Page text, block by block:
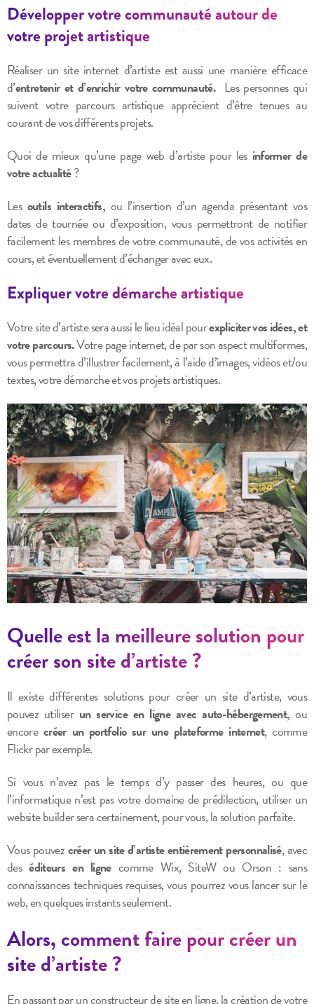
Développer votre communauté autour de
votre projet artistique
Réaliser un site internet d’artiste est aussi une manière efficace
d’entretenir et d’enrichir votre communauté. Les personnes qui
suivent votre parcours artistique apprécient d’être tenues au
courant de vos différents projets.
Quoi de mieux qu’une page web d’artiste pour lesinformer de
votre actualité?
Les outils interactifs,ou l’insertion d’un agenda présentant vos
dates de tournée ou d’exposition, vous permettront de notifier
facilement les membres de votre communauté, de vos activités en
cours, et éventuellement d’échanger avec eux.
Expliquer votre démarche artistique
Votre site d’artiste sera aussi le lieu idéal pourexpliciter vos idées, et
votre parcours.Votre page internet, de par son aspect multiformes,
vous permettra d’illustrer facilement, à l’aide d’images, vidéos et/ou
textes, votre démarche et vos projets artistiques.
Quelle est la meilleure solution pour
créer son site d’artiste ?
Il existe différentes solutions pour créer un site d’artiste, vous
pouvez utiliser un service en ligne avec auto-hébergement, ou
encorecréer un portfolio sur une plateforme internet, comme
Flickr par exemple.
Si vous n’avez pas le temps d’y passer des heures, ou que
l’informatique n’est pas votre domaine de prédilection, utiliser un
website buildersera certainement, pour vous, la solution parfaite.
Vous pouvezcréer un site d’artiste entièrement personnalisé, avec
deséditeurs en lignecomme Wix, SiteW ou Orson : sans
connaissances techniques requises, vous pourrez vous lancer sur le
web, en quelques instants seulement.
Alors, comment faire pour créer un
site d’artiste ?
En passant par unconstructeurde site en ligne, la création de votre